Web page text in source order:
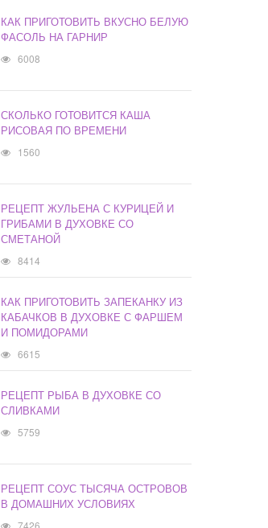
КАК ПРИГОТОВИТЬ ВКУСНО БЕЛУЮ
ФАСОЛЬ НА ГАРНИР
6008
СКОЛЬКО ГОТОВИТСЯ КАША
РИСОВАЯ ПО ВРЕМЕНИ
1560
РЕЦЕПТ ЖУЛЬЕНА С КУРИЦЕЙ И
ГРИБАМИ В ДУХОВКЕ СО
СМЕТАНОЙ
8414
КАК ПРИГОТОВИТЬ ЗАПЕКАНКУ ИЗ
КАБАЧКОВ В ДУХОВКЕ С ФАРШЕМ
И ПОМИДОРАМИ
6615
РЕЦЕПТ РЫБА В ДУХОВКЕ СО
СЛИВКАМИ
5759
РЕЦЕПТ СОУС ТЫСЯЧА ОСТРОВОВ
В ДОМАШНИХ УСЛОВИЯХ